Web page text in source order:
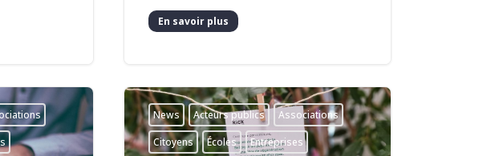
En savoir plus
News Acteurs publics
Associations
Citoyens
Écoles Entreprises